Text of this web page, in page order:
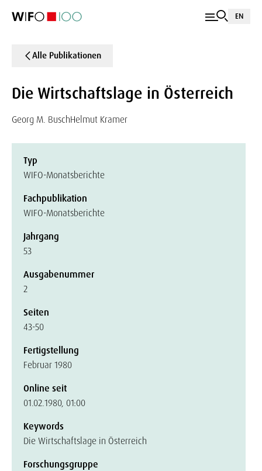
EN
Alle Publikationen
Die Wirtschaftslage in Österreich
Georg M. BuschHelmut Kramer
Typ
WIFO-Monatsberichte
Fachpublikation
WIFO-Monatsberichte
Jahrgang
53
Ausgabenummer
2
Seiten
43-50
Fertigstellung
Februar 1980
Online seit
01.02.1980, 01:00
Keywords
Die Wirtschaftslage in Österreich
Forschungsgruppe